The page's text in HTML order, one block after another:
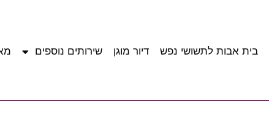
בית אבות לתשושי נפש דיור מוגן שירותים נוספים